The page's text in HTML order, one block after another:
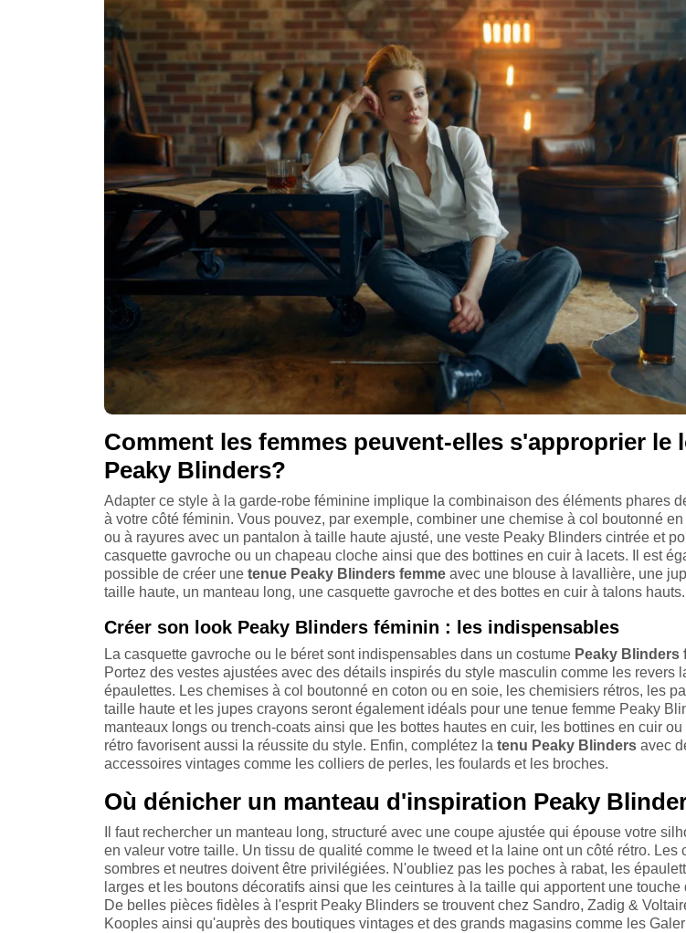
Comment les femmes peuvent-elles s'approprier le
Peaky Blinders?
Adapter ce style à la garde-robe féminine implique la combinaison des éléments phares
à votre côté féminin. Vous pouvez, par exemple, combiner une chemise à col boutonné
ou à rayures avec un pantalon à taille haute ajusté, une veste Peaky Blinders cintrée et
casquette gavroche ou un chapeau cloche ainsi que des bottines en cuir à lacets. Il est
possible de créer une tenue Peaky Blinders femme avec une blouse à lavallière, une
taille haute, un manteau long, une casquette gavroche et des bottes en cuir à talons hauts.
Créer son look Peaky Blinders féminin : les indispensables
La casquette gavroche ou le béret sont indispensables dans un costume Peaky Blinders
Portez des vestes ajustées avec des détails inspirés du style masculin comme les revers
épaulettes. Les chemises à col boutonné en coton ou en soie, les chemisiers rétros, les
taille haute et les jupes crayons seront également idéals pour une tenue femme Peaky
manteaux longs ou trench-coats ainsi que les bottes hautes en cuir, les bottines en cuir
rétro favorisent aussi la réussite du style. Enfin, complétez la tenu Peaky Blinders avec
accessoires vintages comme les colliers de perles, les foulards et les broches.
Où dénicher un manteau d'inspiration Peaky
Il faut rechercher un manteau long, structuré avec une coupe ajustée qui épouse votre
en valeur votre taille. Un tissu de qualité comme le tweed et la laine ont un côté rétro. Les
sombres et neutres doivent être privilégiées. N'oubliez pas les poches à rabat, les
larges et les boutons décoratifs ainsi que les ceintures à la taille qui apportent une touche
De belles pièces fidèles à l'esprit Peaky Blinders se trouvent chez Sandro, Zadig &
Kooples ainsi qu'auprès des boutiques vintages et des grands magasins comme les